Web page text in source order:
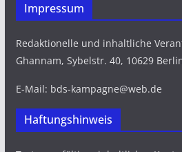
Impressum
Redaktionelle und inhaltliche
Ghannam, Sybelstr. 40, 10629
E-Mail: bds-kampagne@web.de
Haftungshinweis